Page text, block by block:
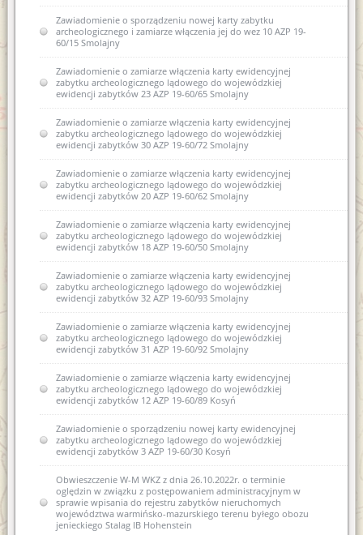
Zawiadomienie o sporządzeniu nowej karty zabytku
archeologicznego i zamiarze włączenia jej do wez 10 AZP 19-
60/15 Smolajny
Zawiadomienie o zamiarze włączenia karty ewidencyjnej
zabytku archeologicznego lądowego do wojewódzkiej
ewidencji zabytków 23 AZP 19-60/65 Smolajny
Zawiadomienie o zamiarze włączenia karty ewidencyjnej
zabytku archeologicznego lądowego do wojewódzkiej
ewidencji zabytków 30 AZP 19-60/72 Smolajny
Zawiadomienie o zamiarze włączenia karty ewidencyjnej
zabytku archeologicznego lądowego do wojewódzkiej
ewidencji zabytków 20 AZP 19-60/62 Smolajny
Zawiadomienie o zamiarze włączenia karty ewidencyjnej
zabytku archeologicznego lądowego do wojewódzkiej
ewidencji zabytków 18 AZP 19-60/50 Smolajny
Zawiadomienie o zamiarze włączenia karty ewidencyjnej
zabytku archeologicznego lądowego do wojewódzkiej
ewidencji zabytków 32 AZP 19-60/93 Smolajny
Zawiadomienie o zamiarze włączenia karty ewidencyjnej
zabytku archeologicznego lądowego do wojewódzkiej
ewidencji zabytków 31 AZP 19-60/92 Smolajny
Zawiadomienie o zamiarze włączenia karty ewidencyjnej
zabytku archeologicznego lądowego do wojewódzkiej
ewidencji zabytków 12 AZP 19-60/89 Kosyń
Zawiadomienie o sporządzeniu nowej karty ewidencyjnej
zabytku archeologicznego lądowego do wojewódzkiej
ewidencji zabytków 3 AZP 19-60/30 Kosyń
Obwieszczenie W-M WKZ z dnia 26.10.2022r. o terminie
oględzin w związku z postępowaniem administracyjnym w
sprawie wpisania do rejestru zabytków nieruchomych
województwa warmińsko-mazurskiego terenu byłego obozu
jenieckiego Stalag IB Hohenstein